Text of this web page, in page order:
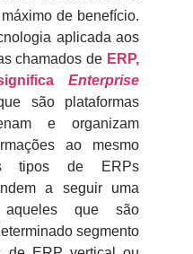
de benefício.
aplicada aos
chamados de ERP,
Enterprise
são plataformas
e organizam
ao mesmo
tipos de ERPs
a seguir uma
que são
segmento